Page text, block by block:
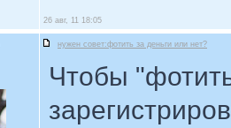
26 авг, 11 18:05
нужен совет:фотить за деньги или нет?
Чтобы